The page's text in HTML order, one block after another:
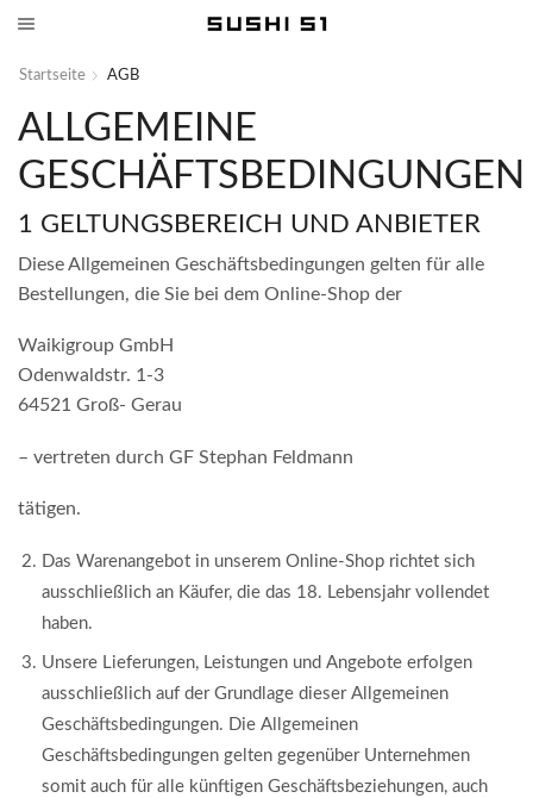
Startseite AGB
ALLGEMEINE
GESCHÄFTSBEDINGUNGEN
1 GELTUNGSBEREICH UND ANBIETER
Diese Allgemeinen Geschäftsbedingungen gelten für alle
Bestellungen, die Sie bei dem Online-Shop der
Waikigroup GmbH
Odenwaldstr. 1-3
64521 Groß- Gerau
– vertreten durch GF Stephan Feldmann
tätigen.
Das Warenangebot in unserem Online-Shop richtet sich
ausschließlich an Käufer, die das 18. Lebensjahr vollendet
haben.
Unsere Lieferungen, Leistungen und Angebote erfolgen
ausschließlich auf der Grundlage dieser Allgemeinen
Geschäftsbedingungen. Die Allgemeinen
Geschäftsbedingungen gelten gegenüber Unternehmen
somit auch für alle künftigen Geschäftsbeziehungen, auch